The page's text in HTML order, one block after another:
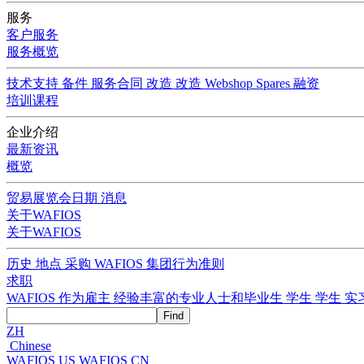
服务
客户服务
服务概览
技术支持 备件 服务合同 改造 改造 Webshop Spares 融资
培训课程
企业介绍
最新资讯
概览
贸易展览会日期 消息
关于WAFIOS
关于WAFIOS
历史 地点 采购 WAFIOS 集团行为准则
求职
WAFIOS 作为雇主 经验丰富的专业人士和毕业生 学生 学生 实
ZH
Chinese
WAFIOS US WAFIOS CN